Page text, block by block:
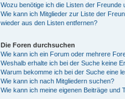
Wozu benötige ich die Listen der Freunde
Wie kann ich Mitglieder zur Liste der
wieder aus den Listen entfernen?
Die Foren durchsuchen
Wie kann ich ein Forum oder mehrere
Weshalb erhalte ich bei der Suche keine
Warum bekomme ich bei der Suche eine
Wie kann ich nach Mitgliedern suchen?
Wie kann ich meine eigenen Beiträge und